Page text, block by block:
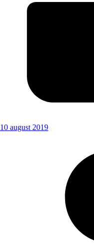
10 august 2019